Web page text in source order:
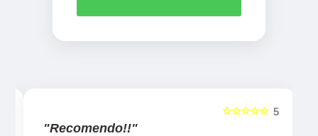
5
☆☆☆☆☆
"Recomendo!!"